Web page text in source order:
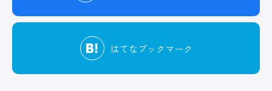
はてなブックマーク